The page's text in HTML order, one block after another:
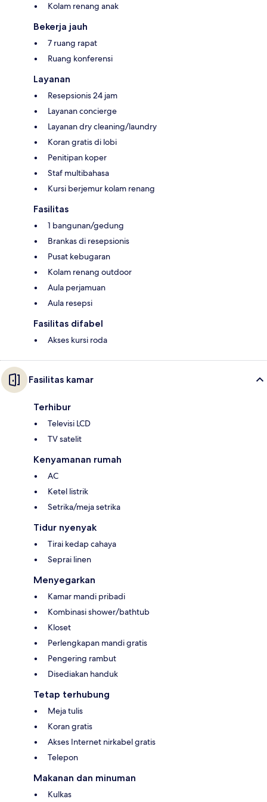
Kolam renang anak
Bekerja jauh
7 ruang rapat
Ruang konferensi
Layanan
Resepsionis 24 jam
Layanan concierge
Layanan dry cleaning/laundry
Koran gratis di lobi
Penitipan koper
Staf multibahasa
Kursi berjemur kolam renang
Fasilitas
1 bangunan/gedung
Brankas di resepsionis
Pusat kebugaran
Kolam renang outdoor
Aula perjamuan
Aula resepsi
Fasilitas difabel
Akses kursi roda
Fasilitas kamar
Terhibur
Televisi LCD
TV satelit
Kenyamanan rumah
AC
Ketel listrik
Setrika/meja setrika
Tidur nyenyak
Tirai kedap cahaya
Seprai linen
Menyegarkan
Kamar mandi pribadi
Kombinasi shower/bathtub
Kloset
Perlengkapan mandi gratis
Pengering rambut
Disediakan handuk
Tetap terhubung
Meja tulis
Koran gratis
Akses Internet nirkabel gratis
Telepon
Makanan dan minuman
Kulkas